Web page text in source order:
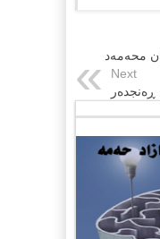
محه‌مه‌د
Next